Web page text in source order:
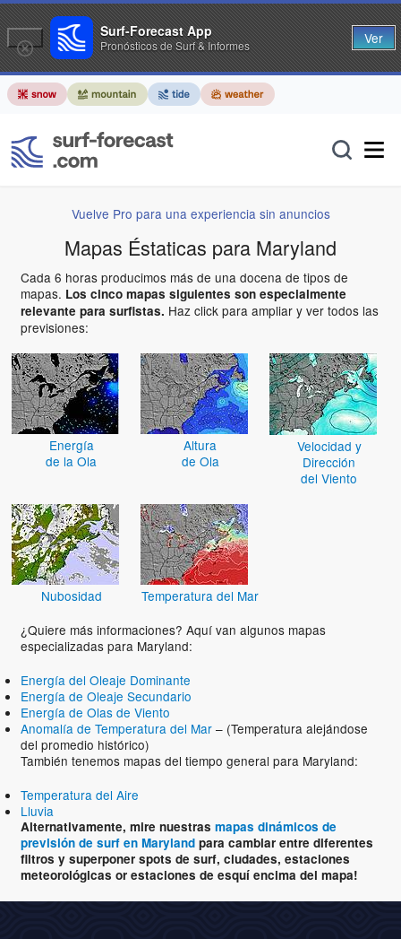
Vuelve Pro para una experiencia sin anuncios
Mapas Éstaticas para Maryland
Cada 6 horas producimos más de una docena de tipos de
mapas. Los cinco mapas siguientes son especialmente
relevante para surfistas. Haz click para ampliar y ver todos las
previsiones:
Energía
de la Ola
Altura
de Ola
Velocidad y
Dirección
del Viento
Nubosidad
Temperatura del Mar
¿Quiere más informaciones? Aquí van algunos mapas
especializadas para Maryland:
Energía del Oleaje Dominante
Energía de Oleaje Secundario
Energía de Olas de Viento
Anomalía de Temperatura del Mar – (Temperatura alejándose
del promedio histórico)
También tenemos mapas del tiempo general para Maryland:
Temperatura del Aire
Lluvia
Alternativamente, mire nuestras mapas dinámicos de
previsión de surf en Maryland para cambiar entre diferentes
filtros y superponer spots de surf, ciudades, estaciones
meteorológicas or estaciones de esquí encima del mapa!
Surf-Forecast App
Pronósticos de Surf & Informes Ver